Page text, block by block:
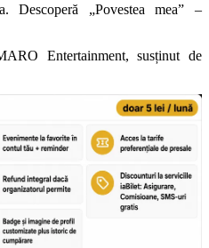
Descoperă „Povestea mea” –
Entertainment, susținut de